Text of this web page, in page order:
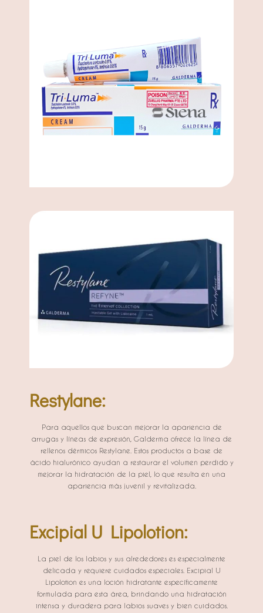
Restylane:
Para aquellos que buscan mejorar la apariencia de
arrugas y líneas de expresión, Galderma ofrece la línea de
rellenos dérmicos Restylane. Estos productos a base de
ácido hialurónico ayudan a restaurar el volumen perdido y
mejorar la hidratación de la piel, lo que resulta en una
apariencia más juvenil y revitalizada.
Excipial U Lipolotion:
La piel de los labios y sus alrededores es especialmente
delicada y requiere cuidados especiales. Excipial U
Lipolotion es una loción hidratante específicamente
formulada para esta área, brindando una hidratación
intensa y duradera para labios suaves y bien cuidados.